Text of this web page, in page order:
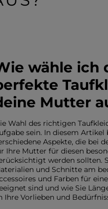
wähle ich
Mutter
Wahl des richtigen
sein. In diesem Artikel
Aspekte, die bei
Ihre Mutter für diesen
werden sollten.
und Schnitte am
und Farben für
sind und wie Sie
Ihre Vorlieben und